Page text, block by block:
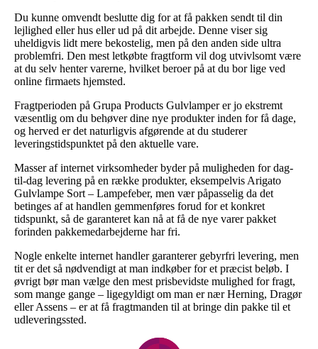
Du kunne omvendt beslutte dig for at få pakken sendt til din
lejlighed eller hus eller ud på dit arbejde. Denne viser sig
uheldigvis lidt mere bekostelig, men på den anden side ultra
problemfri. Den mest letkøbte fragtform vil dog utvivlsomt være
at du selv henter varerne, hvilket beroer på at du bor lige ved
online firmaets hjemsted.
Fragtperioden på Grupa Products Gulvlamper er jo ekstremt
væsentlig om du behøver dine nye produkter inden for få dage,
og herved er det naturligvis afgørende at du studerer
leveringstidspunktet på den aktuelle vare.
Masser af internet virksomheder byder på muligheden for dag-
til-dag levering på en række produkter, eksempelvis Arigato
Gulvlampe Sort – Lampefeber, men vær påpasselig da det
betinges af at handlen gemmenføres forud for et konkret
tidspunkt, så de garanteret kan nå at få de nye varer pakket
forinden pakkemedarbejderne har fri.
Nogle enkelte internet handler garanterer gebyrfri levering, men
tit er det så nødvendigt at man indkøber for et præcist beløb. I
øvrigt bør man vælge den mest prisbevidste mulighed for fragt,
som mange gange – ligegyldigt om man er nær Herning, Dragør
eller Assens – er at få fragtmanden til at bringe din pakke til et
udleveringssted.